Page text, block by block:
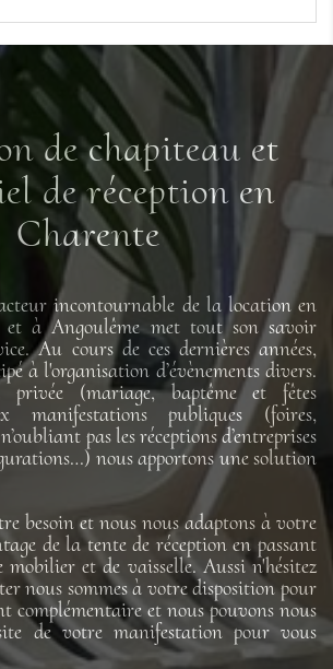
de chapiteau et
de réception en
Charente
incontournable de la location en
et à Angoulême met tout son savoir
Au cours de ces dernières années,
à l'organisation d’évènements divers.
(mariage, baptême et fêtes
manifestations publiques (foires,
pas les réceptions d’entreprises
nous apportons une solution
besoin et nous nous adaptons à votre
de la tente de réception en passant
et de vaisselle. Aussi n'hésitez
nous sommes à votre disposition pour
complémentaire et nous pouvons nous
de votre manifestation pour vous